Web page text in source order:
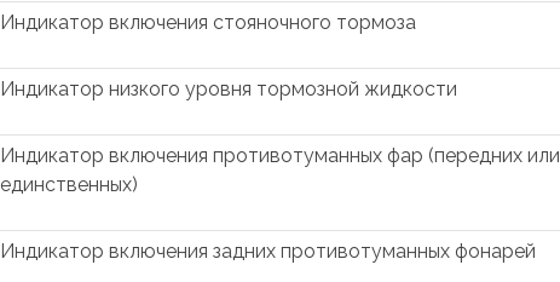
Индикатор включения стояночного тормоза
Индикатор низкого уровня тормозной жидкости
Индикатор включения противотуманных фар (передних или
единственных)
Индикатор включения задних противотуманных фонарей